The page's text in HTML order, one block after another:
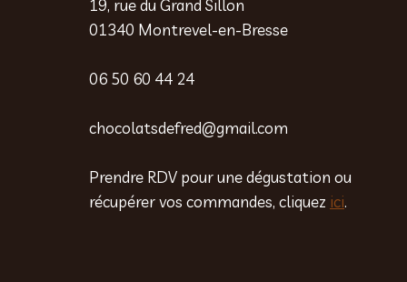
19, rue du Grand Sillon
01340 Montrevel-en-Bresse
06 50 60 44 24
chocolatsdefred@gmail.com
Prendre RDV pour une dégustation ou
récupérer vos commandes, cliquez ici.